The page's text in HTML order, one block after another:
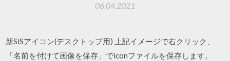
06.04.2021
新SiSアイコン(デスクトップ用) 上記イメージで右クリック、
「名前を付けて画像を保存」でiconファイルを保存します。